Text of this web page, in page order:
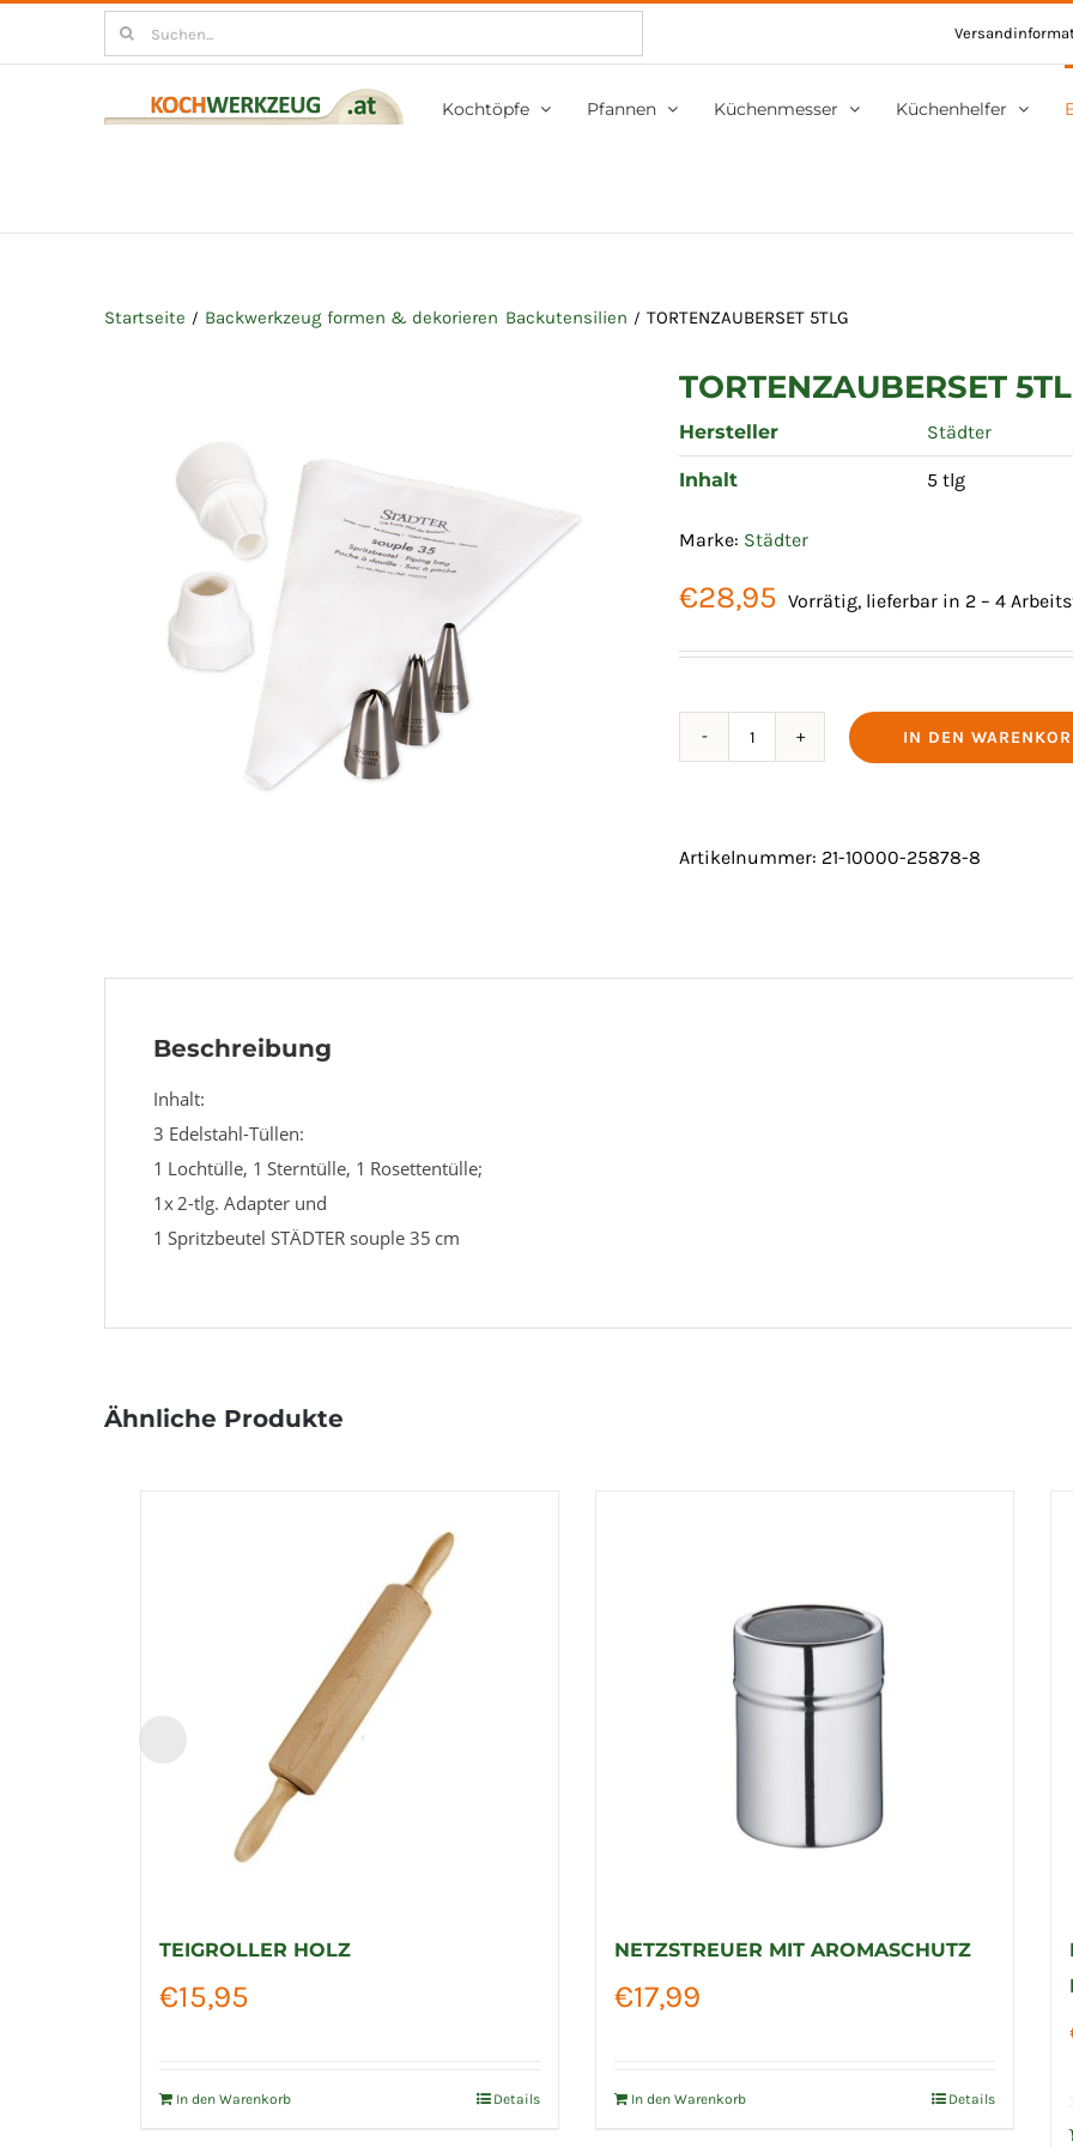
Suchen
nach:
Kochtöpfe Pfannen Küchenmesser Küchenhelfer
Startseite Backwerkzeug formen & dekorieren Backutensilien TORTENZAUBERSET 5TLG
TORTENZAUBERSET
Hersteller Städter
Inhalt 5 tlg
Marke: Städter
€28,95 Vorrätig, lieferbar in 2 – 4
TORTENZAUBERSET
IN DEN
Artikelnummer: 21-10000-25878-8
Beschreibung
Inhalt:
3 Edelstahl-Tüllen:
1 Lochtülle, 1 Sterntülle, 1 Rosettentülle;
1x 2-tlg. Adapter und
1 Spritzbeutel STÄDTER souple 35 cm
Ähnliche Produkte
TEIGROLLER HOLZ
€15,95
In den Warenkorb Details
NETZSTREUER MIT AROMASCHUTZ
€17,99
In den Warenkorb Details